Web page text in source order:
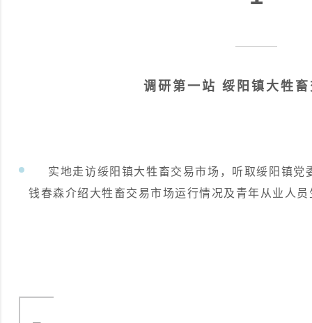
调研第一站 绥阳镇大牲
实地走访绥阳镇大牲畜交易市场，听取绥阳镇党
钱春森介绍大牲畜交易市场运行情况及青年从业人